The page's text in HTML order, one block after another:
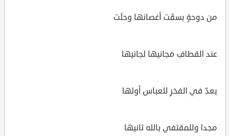
من دوحةٍ بسقَت أغصانها وحلَت
عند القطافِ مَجانيها لجانيها
يعدّ في الفخرِ للعباس أولها
مجدا وللمقتفي بالله ثانيها